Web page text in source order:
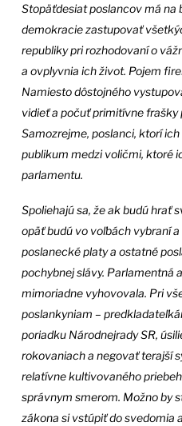
Stopäťdesiat poslancov má na
demokracie zastupovať
republiky pri rozhodovaní o
a ovplyvnia ich život. Pojem
Namiesto dôstojného
vidieť a počuť primitívne frašky
Samozrejme, poslanci, ktorí
publikum medzi voličmi, ktoré
parlamentu.
Spoliehajú sa, že ak budú hrať
opäť budú vo voľbách vybraní
poslanecké platy a ostatné
pochybnej slávy. Parlamentná
mimoriadne vyhovovala. Pri
poslankyniam –
poriadku Národnejrady SR,
rokovaniach a negovať terajší
relatívne kultivovaného
správnym smerom. Možno by
zákona si vstúpiť do svedomia